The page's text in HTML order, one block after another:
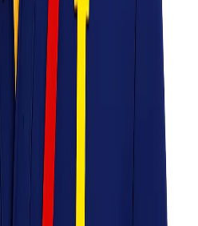
Manufaktur